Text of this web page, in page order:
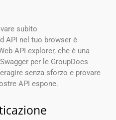
subito
API nel tuo browser è
API explorer, che è una
per le GroupDocs
senza sforzo e provare
API espone.